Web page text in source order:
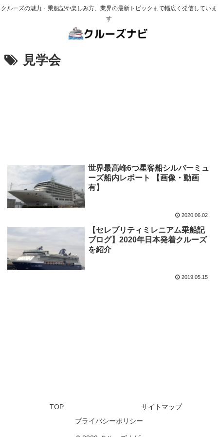
クルーズの魅力・乗船記や楽しみ方、業界の最新トピックまで幅広く発信していま
す
見学会
世界最高峰6つ星客船シルバーミュ
ーズ船内レポート 【画像・動画
有】
2020.06.02
【セレブリティミレニアム乗船記
ブログ】2020年日本発着クルーズ
を紹介
2019.05.15
TOP
サイトマップ
プライバシーポリシー